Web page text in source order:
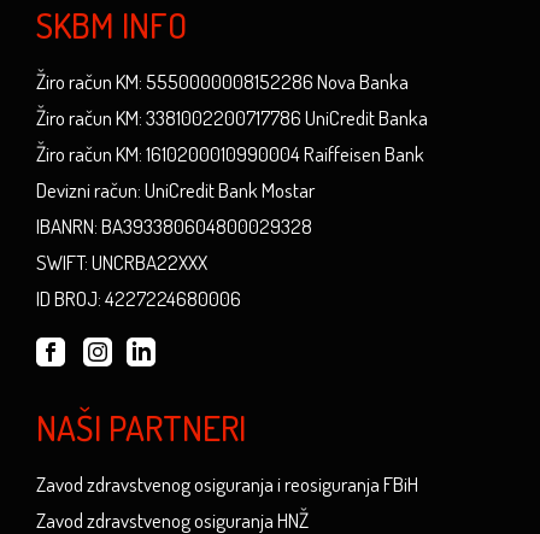
SKBM INFO
Žiro račun KM: 5550000008152286 Nova Banka
Žiro račun KM: 3381002200717786 UniCredit Banka
Žiro račun KM: 1610200010990004 Raiffeisen Bank
Devizni račun: UniCredit Bank Mostar
IBANRN: BA393380604800029328
SWIFT: UNCRBA22XXX
ID BROJ: 4227224680006
NAŠI PARTNERI
Zavod zdravstvenog osiguranja i reosiguranja FBiH
Zavod zdravstvenog osiguranja HNŽ